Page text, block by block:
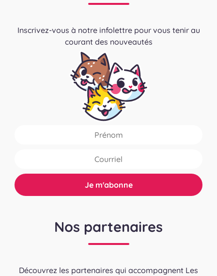
Inscrivez-vous à notre infolettre pour vous tenir au
courant des nouveautés
Nos partenaires
Découvrez les partenaires qui accompagnent Les